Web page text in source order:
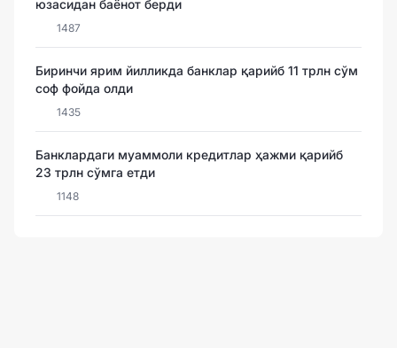
юзасидан баёнот берди
1487
Биринчи ярим йилликда банклар қарийб 11 трлн сўм
соф фойда олди
1435
Банклардаги муаммоли кредитлар ҳажми қарийб
23 трлн сўмга етди
1148